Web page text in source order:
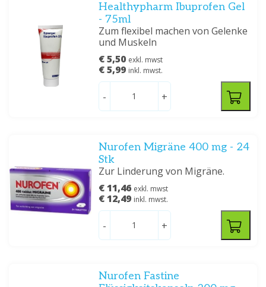
Healthypharm Ibuprofen Gel
- 75ml
Zum flexibel machen von Gelenke
und Muskeln
€ 5,50 exkl. mwst
€ 5,99 inkl. mwst.
- +
Nurofen Migräne 400 mg - 24
Stk
Zur Linderung von Migräne.
€ 11,46 exkl. mwst
€ 12,49 inkl. mwst.
- +
Nurofen Fastine